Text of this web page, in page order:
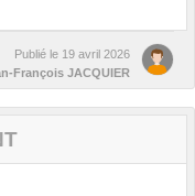
Publié le 19 avril 2026
François JACQUIER